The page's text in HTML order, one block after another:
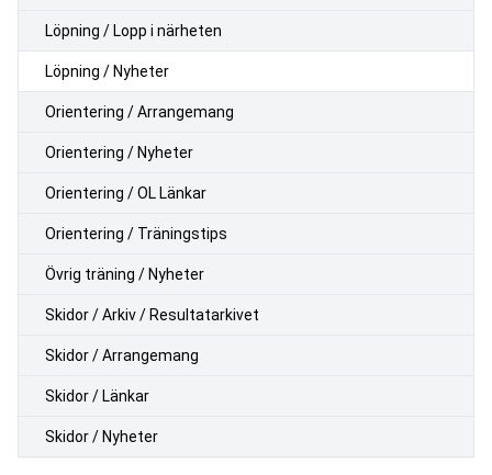
Löpning / Lopp i närheten
Löpning / Nyheter
Orientering / Arrangemang
Orientering / Nyheter
Orientering / OL Länkar
Orientering / Träningstips
Övrig träning / Nyheter
Skidor / Arkiv / Resultatarkivet
Skidor / Arrangemang
Skidor / Länkar
Skidor / Nyheter